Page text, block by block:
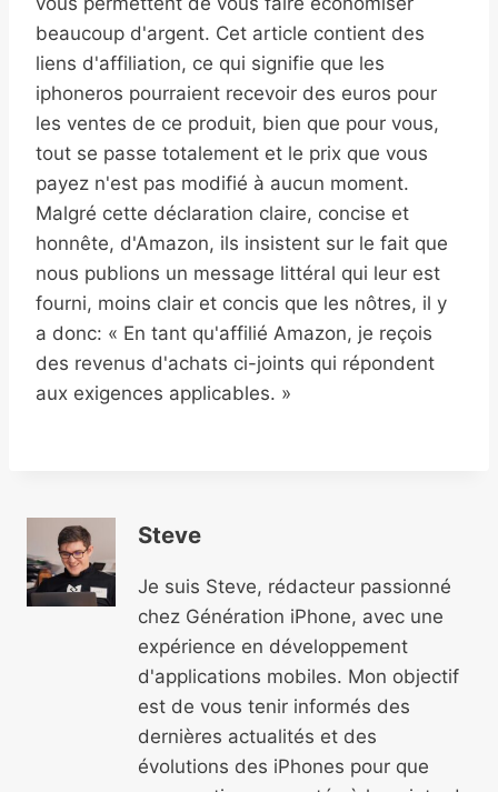
beaucoup d'argent. Cet article contient des
liens d'affiliation, ce qui signifie que les
iphoneros pourraient recevoir des euros pour
les ventes de ce produit, bien que pour vous,
tout se passe totalement et le prix que vous
payez n'est pas modifié à aucun moment.
Malgré cette déclaration claire, concise et
honnête, d'Amazon, ils insistent sur le fait que
nous publions un message littéral qui leur est
fourni, moins clair et concis que les nôtres, il y
a donc: « En tant qu'affilié Amazon, je reçois
des revenus d'achats ci-joints qui répondent
aux exigences applicables. »
Steve
Je suis Steve, rédacteur passionné
chez Génération iPhone, avec une
expérience en développement
d'applications mobiles. Mon objectif
est de vous tenir informés des
dernières actualités et des
évolutions des iPhones pour que